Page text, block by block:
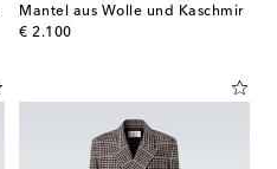
Mantel aus Wolle und Kaschmir
€ 2.100
original price